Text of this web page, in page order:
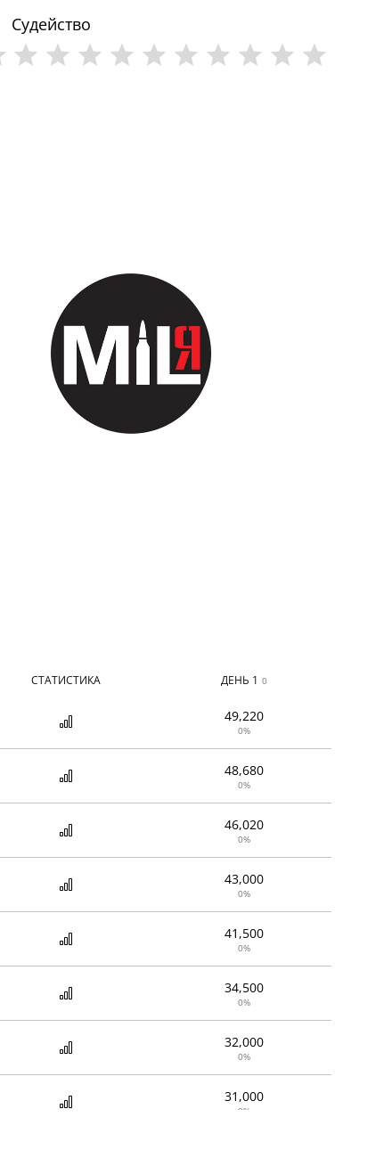
Судейство
СТАТИСТИКА ДЕНЬ 1 0
49,220
0%
48,680
0%
46,020
0%
43,000
0%
41,500
0%
34,500
0%
32,000
0%
31,000
0%